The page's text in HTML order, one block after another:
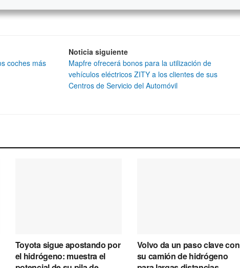
coches más
Noticia siguiente
Mapfre ofrecerá bonos para la utilización de
vehículos eléctricos ZITY a los clientes de sus
Centros de Servicio del Automóvil
Toyota sigue apostando por
el hidrógeno: muestra el
Volvo da un paso clave con
su camión de hidrógeno